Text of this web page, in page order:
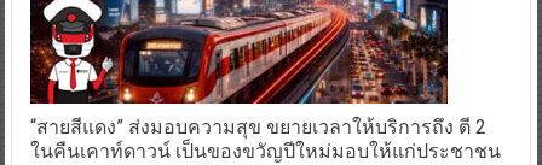
“สายสีแดง” ส่งมอบความสุข ขยายเวลาให้บริการถึง ตี 2
ในคืนเคาท์ดาวน์ เป็นของขวัญปีใหม่มอบให้แก่ประชาชน